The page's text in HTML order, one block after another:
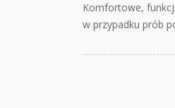
Komfortowe,
w przypadku prób